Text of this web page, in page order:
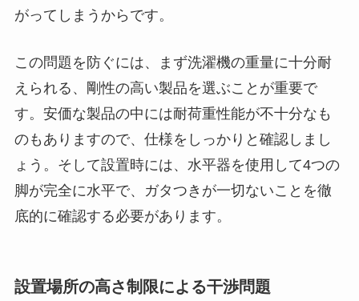
がってしまうからです。
この問題を防ぐには、まず洗濯機の重量に十分耐
えられる、剛性の高い製品を選ぶことが重要で
す。安価な製品の中には耐荷重性能が不十分なも
のもありますので、仕様をしっかりと確認しまし
ょう。そして設置時には、水平器を使用して4つの
脚が完全に水平で、ガタつきが一切ないことを徹
底的に確認する必要があります。
設置場所の高さ制限による干渉問題